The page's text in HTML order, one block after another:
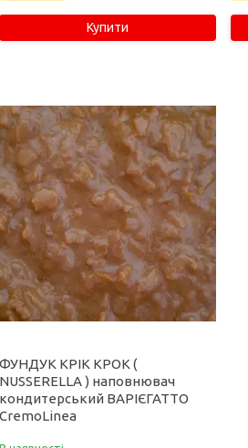
Купити
ФУНДУК КРІК КРОК (
NUSSERELLA ) наповнювач
кондитерський ВАРІЄГАТТО
CremoLinea